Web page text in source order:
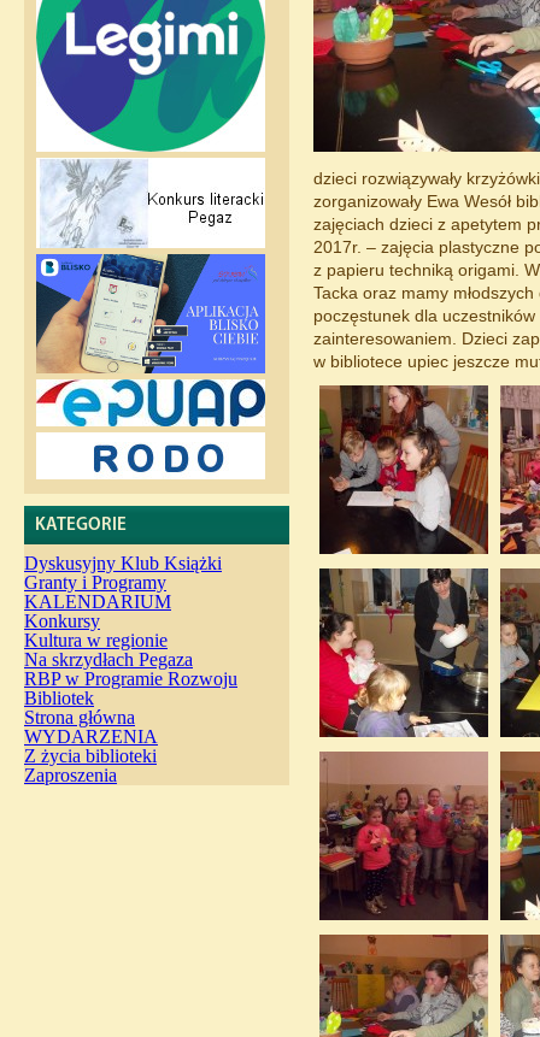
KATEGORIE
Dyskusyjny Klub Książki
Granty i Programy
KALENDARIUM
Konkursy
Kultura w regionie
Na skrzydłach Pegaza
RBP w Programie Rozwoju
Bibliotek
Strona główna
WYDARZENIA
Z życia biblioteki
Zaproszenia
dzieci rozwiązywały
zorganizowały Ewa Wesół
zajęciach dzieci z apetytem
2017r. – zajęcia plastyczne
z papieru techniką origami.
Tacka oraz mamy
poczęstunek dla
zainteresowaniem. Dzieci
w bibliotece upiec jeszcze